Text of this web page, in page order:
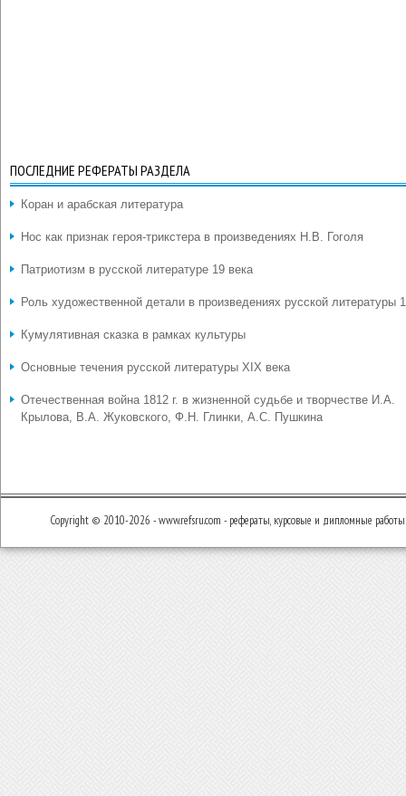
ПОСЛЕДНИЕ РЕФЕРАТЫ РАЗДЕЛА
Коран и арабская литература
Нос как признак героя-трикстера в произведениях Н.В. Гоголя
Патриотизм в русской литературе 19 века
Роль художественной детали в произведениях русской литературы
Кумулятивная сказка в рамках культуры
Основные течения русской литературы XIX века
Отечественная война 1812 г. в жизненной судьбе и творчестве И.А.
Крылова, В.А. Жуковского, Ф.Н. Глинки, А.С. Пушкина
Copyright © 2010-2026 - www.refsru.com - рефераты, курсовые и дипломные работы